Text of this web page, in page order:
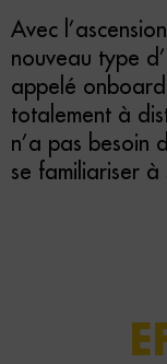
Avec
nouveau type
appelé
totalement à
n’a pas besoin
se familiariser à